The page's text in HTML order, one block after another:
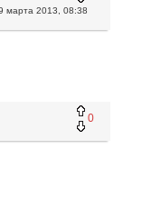
марта 2013, 08:38
0